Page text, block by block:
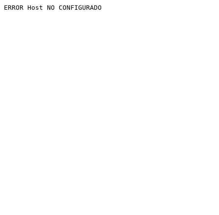
ERROR Host NO CONFIGURADO